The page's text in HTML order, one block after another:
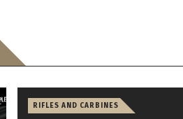
RIFLES AND CARBINES